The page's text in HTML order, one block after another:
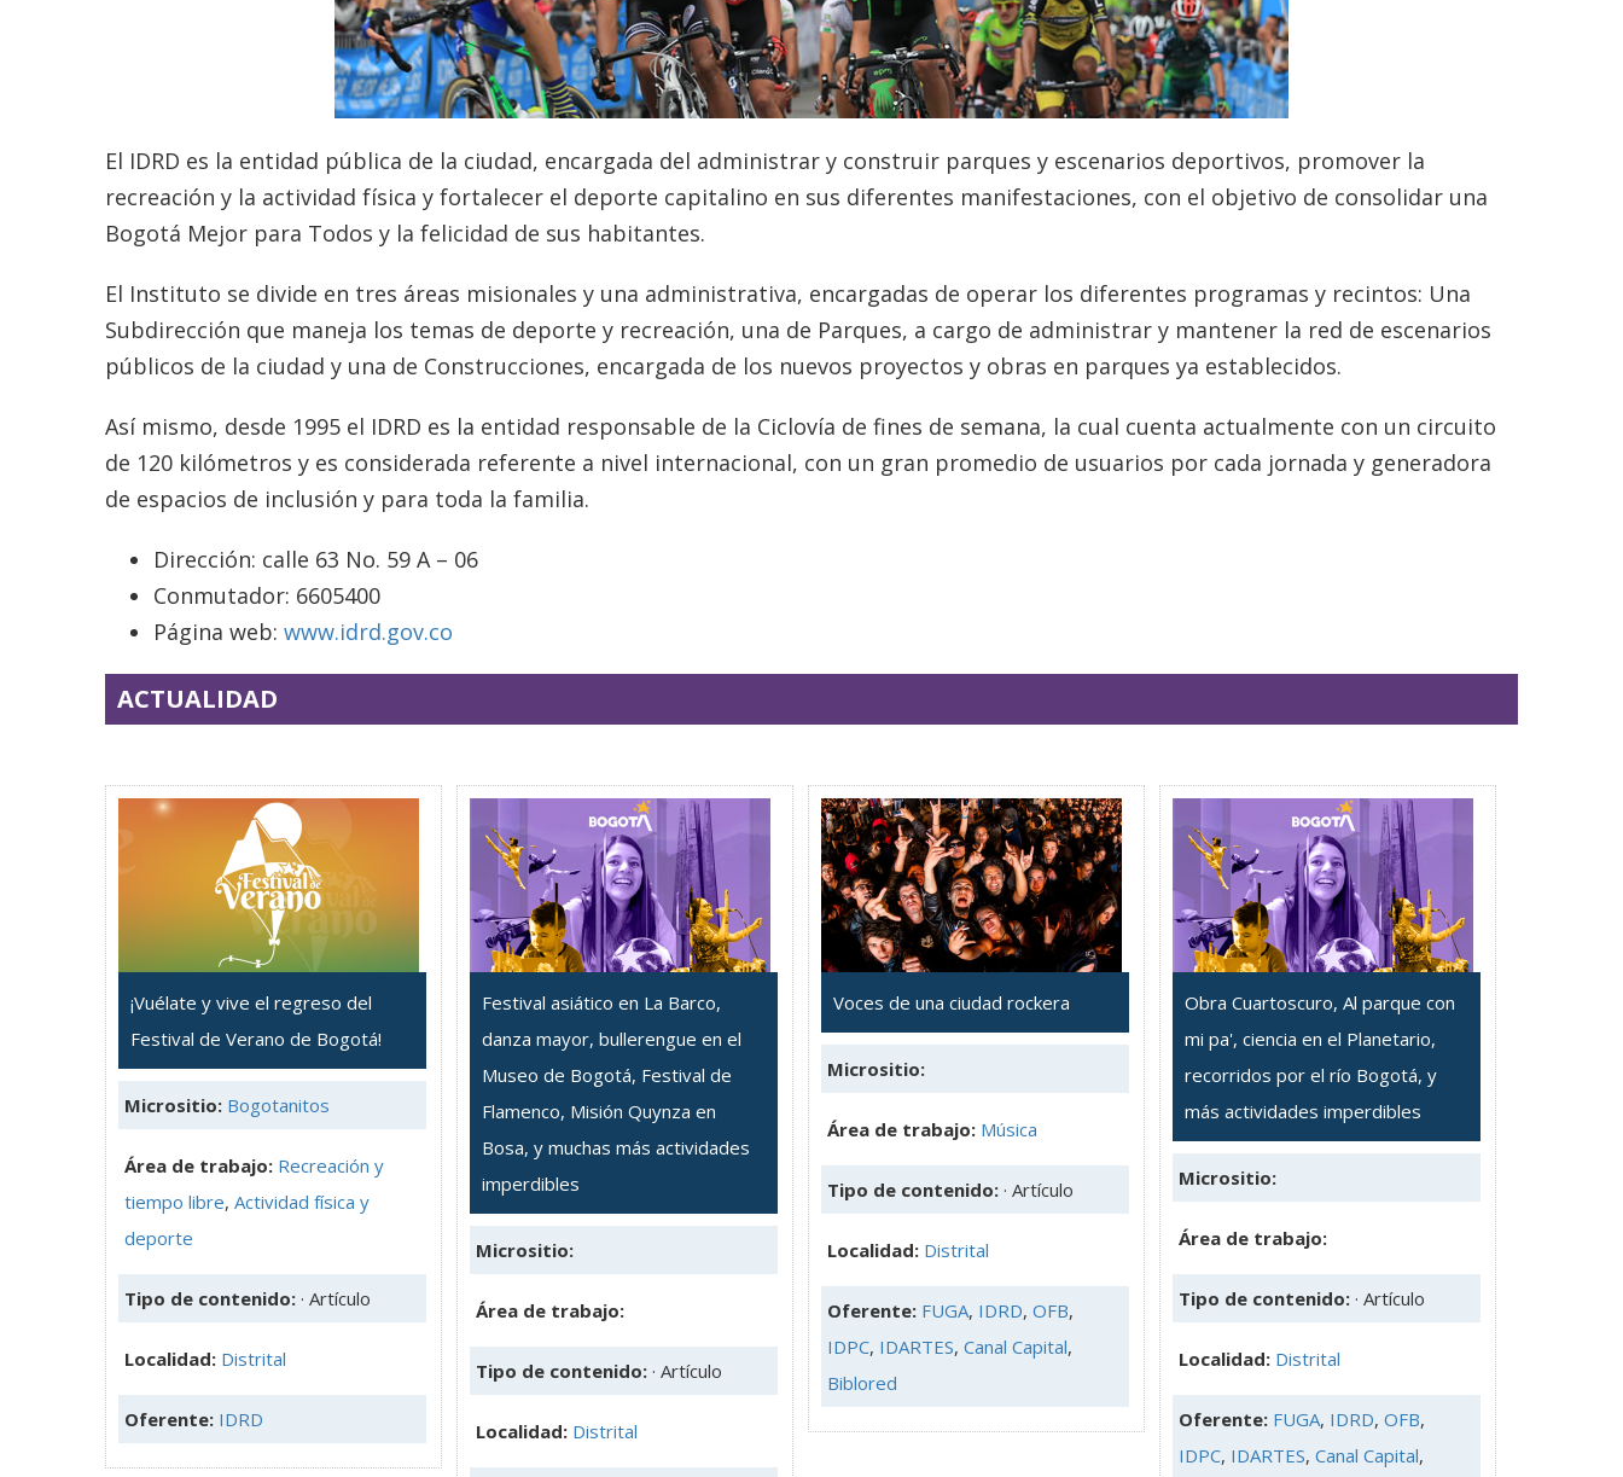
El IDRD es la entidad pública de la ciudad, encargada del administrar y construir parques y escenarios deportivos, promover la
recreación y la actividad física y fortalecer el deporte capitalino en sus diferentes manifestaciones, con el objetivo de consolidar una
Bogotá Mejor para Todos y la felicidad de sus habitantes.
El Instituto se divide en tres áreas misionales y una administrativa, encargadas de operar los diferentes programas y recintos: Una
Subdirección que maneja los temas de deporte y recreación, una de Parques, a cargo de administrar y mantener la red de escenarios
públicos de la ciudad y una de Construcciones, encargada de los nuevos proyectos y obras en parques ya establecidos.
Así mismo, desde 1995 el IDRD es la entidad responsable de la Ciclovía de fines de semana, la cual cuenta actualmente con un circuito
de 120 kilómetros y es considerada referente a nivel internacional, con un gran promedio de usuarios por cada jornada y generadora
de espacios de inclusión y para toda la familia.
Dirección: calle 63 No. 59 A – 06
Conmutador: 6605400
Página web: www.idrd.gov.co
ACTUALIDAD
¡Vuélate y vive el regreso del
Festival de Verano de Bogotá!
Micrositio: Bogotanitos
Área de trabajo: Recreación y
tiempo libre, Actividad física y
deporte
Tipo de contenido: · Artículo
Localidad: Distrital
Oferente: IDRD
Festival asiático en La Barco,
danza mayor, bullerengue en el
Museo de Bogotá, Festival de
Flamenco, Misión Quynza en
Bosa, y muchas más actividades
imperdibles
Micrositio:
Área de trabajo:
Tipo de contenido: · Artículo
Localidad: Distrital
Voces de una ciudad rockera
Micrositio:
Área de trabajo: Música
Tipo de contenido: · Artículo
Localidad: Distrital
Oferente: FUGA, IDRD, OFB,
IDPC, IDARTES, Canal Capital,
Biblored
Obra Cuartoscuro, Al parque con
mi pa', ciencia en el Planetario,
recorridos por el río Bogotá, y
más actividades imperdibles
Micrositio:
Área de trabajo:
Tipo de contenido: · Artículo
Localidad: Distrital
Oferente: FUGA, IDRD, OFB,
IDPC, IDARTES, Canal Capital,